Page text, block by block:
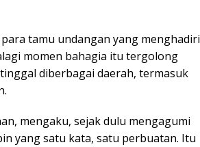
tamu undangan yang menghadiri
momen bahagia itu tergolong
diberbagai daerah, termasuk
mengaku, sejak dulu mengagumi
yang satu kata, satu perbuatan. Itu